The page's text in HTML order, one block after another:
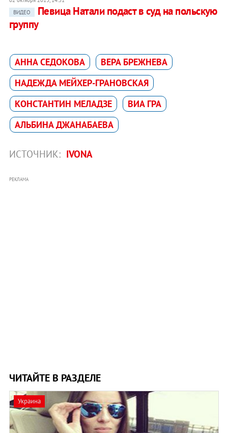
ВИДЕО
Певица Натали подаст в суд на польскую
группу
АННА СЕДОКОВА
ВЕРА БРЕЖНЕВА
НАДЕЖДА МЕЙХЕР-ГРАНОВСКАЯ
КОНСТАНТИН МЕЛАДЗЕ
ВИА ГРА
АЛЬБИНА ДЖАНАБАЕВА
ИСТОЧНИК: IVONA
РЕКЛАМА
ЧИТАЙТЕ В РАЗДЕЛЕ
Украина